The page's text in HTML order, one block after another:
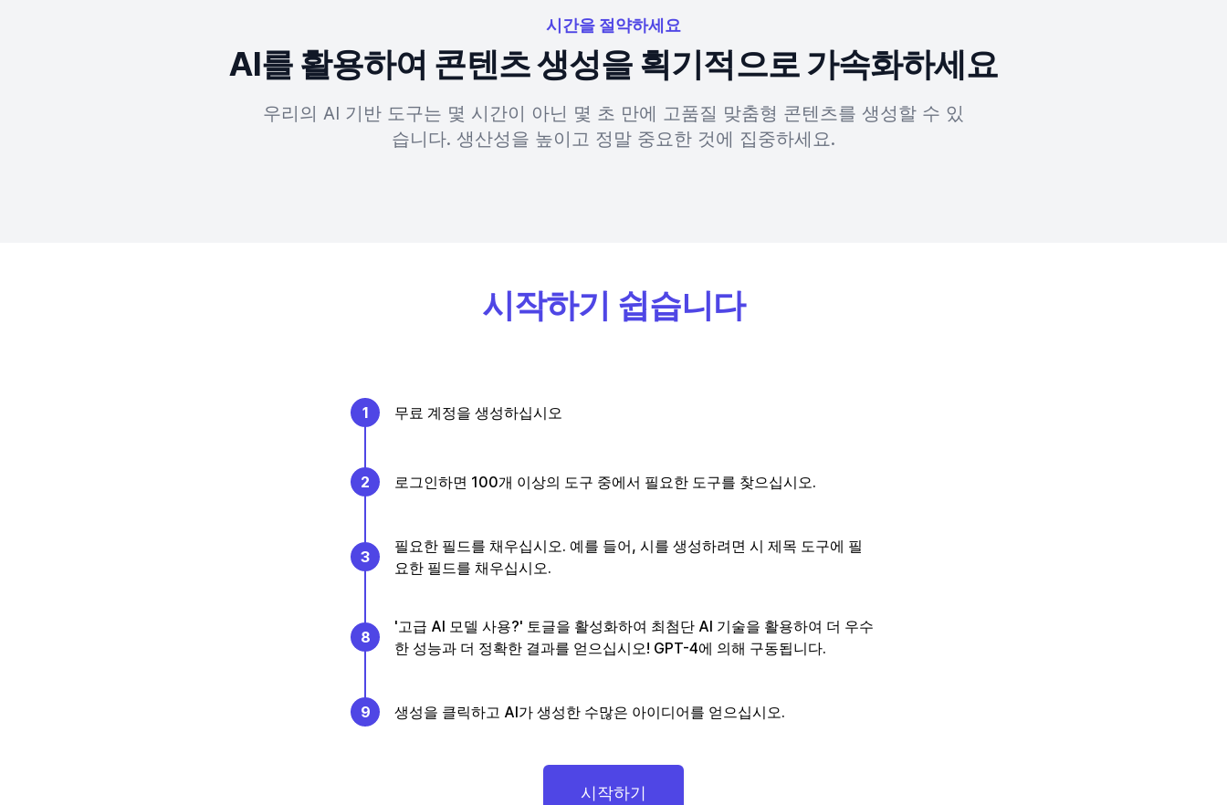
시간을 절약하세요
AI를 활용하여 콘텐츠 생성을 획기적으로 가속화하세요
우리의 AI 기반 도구는 몇 시간이 아닌 몇 초 만에 고품질 맞춤형 콘텐츠를 생성할 수 있
습니다. 생산성을 높이고 정말 중요한 것에 집중하세요.
시작하기 쉽습니다
1 무료 계정을 생성하십시오
2 로그인하면 100개 이상의 도구 중에서 필요한 도구를 찾으십시오.
3
필요한 필드를 채우십시오. 예를 들어, 시를 생성하려면 시 제목 도구에 필
요한 필드를 채우십시오.
8
'고급 AI 모델 사용?' 토글을 활성화하여 최첨단 AI 기술을 활용하여 더 우수
한 성능과 더 정확한 결과를 얻으십시오! GPT-4에 의해 구동됩니다.
9 생성을 클릭하고 AI가 생성한 수많은 아이디어를 얻으십시오.
시작하기